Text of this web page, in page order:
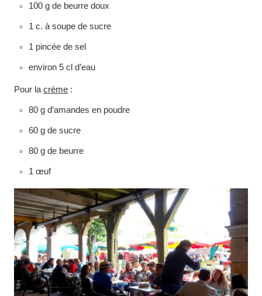
100 g de beurre doux
1 c. à soupe de sucre
1 pincée de sel
environ 5 cl d’eau
Pour la crème :
80 g d’amandes en poudre
60 g de sucre
80 g de beurre
1 œuf